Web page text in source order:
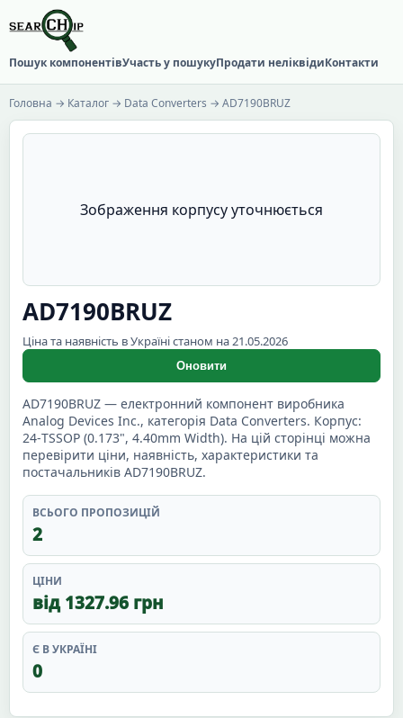
Пошук компонентівУчасть у пошукуПродати неліквідиКонтакти
Головна → Каталог → Data Converters → AD7190BRUZ
Зображення корпусу уточнюється
AD7190BRUZ
Ціна та наявність в Україні станом на 21.05.2026
Оновити
AD7190BRUZ — електронний компонент виробника
Analog Devices Inc., категорія Data Converters. Корпус:
24-TSSOP (0.173", 4.40mm Width). На цій сторінці можна
перевірити ціни, наявність, характеристики та
постачальників AD7190BRUZ.
ВСЬОГО ПРОПОЗИЦІЙ
2
ЦІНИ
від 1327.96 грн
Є В УКРАЇНІ
0